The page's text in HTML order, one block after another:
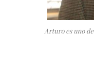
Arturo es uno